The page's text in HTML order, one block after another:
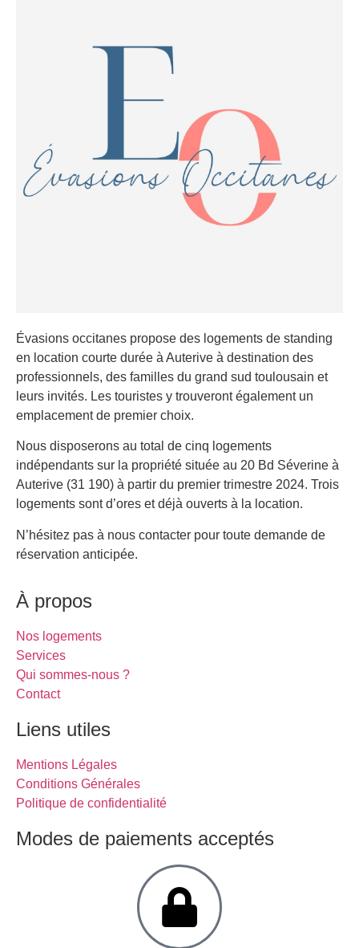
Évasions occitanes propose des logements de standing
en location courte durée à Auterive à destination des
professionnels, des familles du grand sud toulousain et
leurs invités. Les touristes y trouveront également un
emplacement de premier choix.
Nous disposerons au total de cinq logements
indépendants sur la propriété située au 20 Bd Séverine à
Auterive (31 190) à partir du premier trimestre 2024. Trois
logements sont d’ores et déjà ouverts à la location.
N’hésitez pas à nous contacter pour toute demande de
réservation anticipée.
À propos
Nos logements
Services
Qui sommes-nous ?
Contact
Liens utiles
Mentions Légales
Conditions Générales
Politique de confidentialité
Modes de paiements acceptés